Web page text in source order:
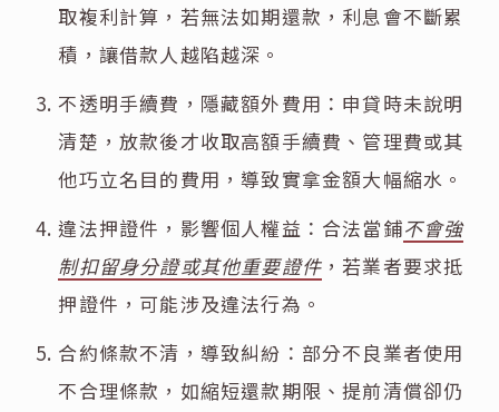
取複利計算，若無法如期還款，利息會不斷累
積，讓借款人越陷越深。
不透明手續費，隱藏額外費用：申貸時未說明
清楚，放款後才收取高額手續費、管理費或其
他巧立名目的費用，導致實拿金額大幅縮水。
違法押證件，影響個人權益：合法當鋪不會強
制扣留身分證或其他重要證件 ，若業者要求抵
押證件，可能涉及違法行為。
合約條款不清，導致糾紛：部分不良業者使用
不合理條款，如縮短還款期限、提前清償卻仍